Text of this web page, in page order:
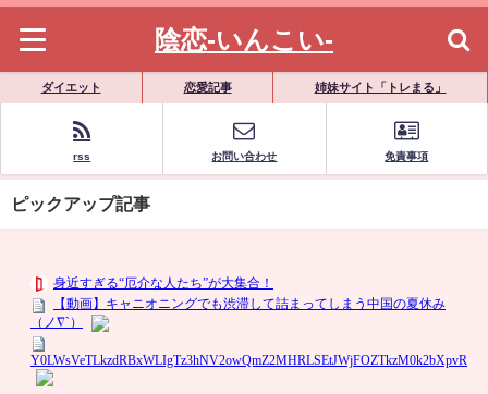
陰恋-いんこい-
ダイエット 恋愛記事 姉妹サイト「トレまる」
rss お問い合わせ 免責事項
ピックアップ記事